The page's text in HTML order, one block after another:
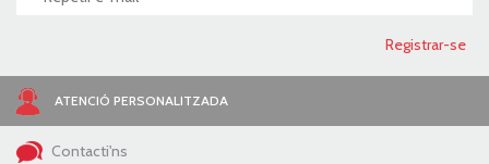
ATENCIÓ PERSONALITZADA
Contacti'ns